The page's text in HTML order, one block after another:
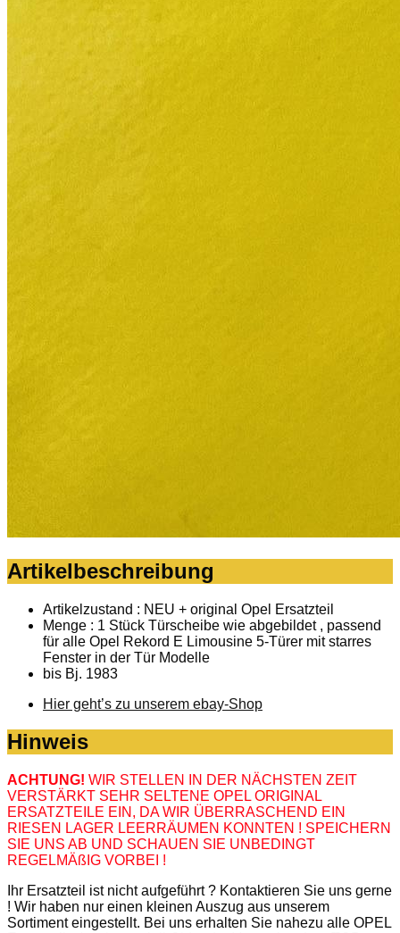
Artikelbeschreibung
Artikelzustand : NEU + original Opel Ersatzteil
Menge : 1 Stück Türscheibe wie abgebildet , passend
für alle Opel Rekord E Limousine 5-Türer mit starres
Fenster in der Tür Modelle
bis Bj. 1983
Hier geht’s zu unserem ebay-Shop
Hinweis
ACHTUNG! WIR STELLEN IN DER NÄCHSTEN ZEIT
VERSTÄRKT SEHR SELTENE OPEL ORIGINAL
ERSATZTEILE EIN, DA WIR ÜBERRASCHEND EIN
RIESEN LAGER LEERRÄUMEN KONNTEN ! SPEICHERN
SIE UNS AB UND SCHAUEN SIE UNBEDINGT
REGELMÄßIG VORBEI !
Ihr Ersatzteil ist nicht aufgeführt ? Kontaktieren Sie uns gerne
! Wir haben nur einen kleinen Auszug aus unserem
Sortiment eingestellt. Bei uns erhalten Sie nahezu alle OPEL